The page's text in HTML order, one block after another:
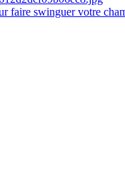
faire swinguer votre